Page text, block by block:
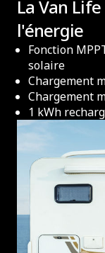
La Van
l'énergie
Fonction
solaire
Chargement
Chargement
1 kWh